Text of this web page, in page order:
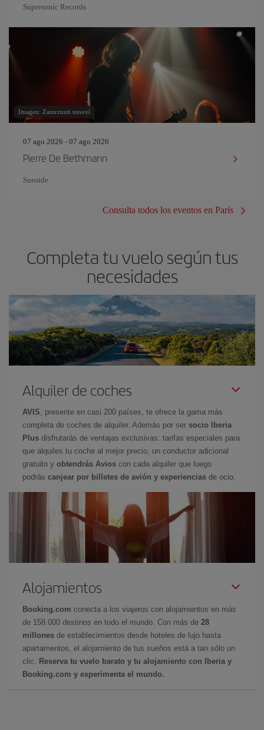
Supersonic Records
Imagen: Zamrznuti tonovi
07 ago 2026 - 07 ago 2026
Pierre De Bethmann
Sunside
Consulta todos los eventos en París
Completa tu vuelo según tus
necesidades
Alquiler de coches
AVIS, presente en casi 200 países, te ofrece la gama más
completa de coches de alquiler. Además por ser socio Iberia
Plus disfrutarás de ventajas exclusivas: tarifas especiales para
que alquiles tu coche al mejor precio, un conductor adicional
gratuito y obtendrás Avios con cada alquiler que luego
podrás canjear por billetes de avión y experiencias de ocio.
Alojamientos
Booking.com conecta a los viajeros con alojamientos en más
de 158.000 destinos en todo el mundo. Con más de 28
millones de establecimientos desde hoteles de lujo hasta
apartamentos, el alojamiento de tus sueños está a tan sólo un
clic. Reserva tu vuelo barato y tu alojamiento con Iberia y
Booking.com y experimenta el mundo.